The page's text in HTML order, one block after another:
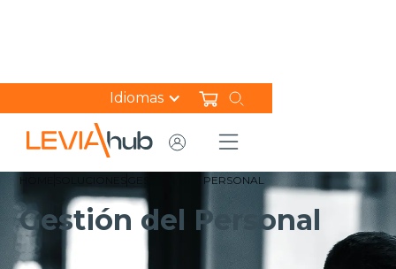
Idiomas
HOME GESTIÓN DEL PERSONAL
Gestión del Personal